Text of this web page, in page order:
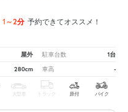
1～2分 予約できてオススメ！
屋外 駐車台数 1台
280cm 車高 -
大型車 トラック 原付 バイク